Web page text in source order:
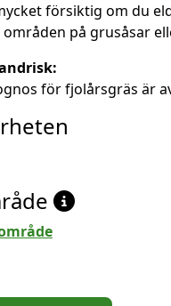
försiktig om du
på grusåsar
för fjolårsgräs är